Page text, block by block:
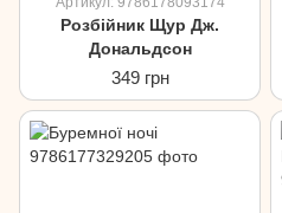
Розбійник Щур Дж.
Дональдсон
349 грн